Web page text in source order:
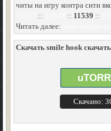
читы на игру контра сити
:: :: 11539 ::
Читать далее:
Скачать smile hook
Скачано: